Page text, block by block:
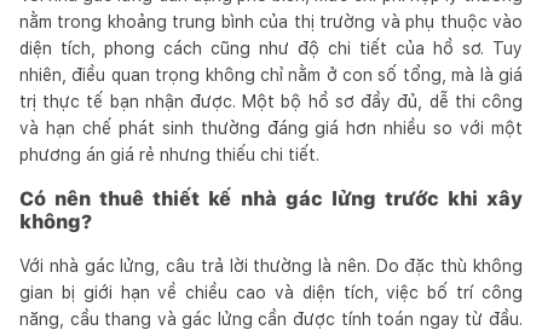
nằm trong khoảng trung bình của thị trường và phụ thuộc vào
diện tích, phong cách cũng như độ chi tiết của hồ sơ. Tuy
nhiên, điều quan trọng không chỉ nằm ở con số tổng, mà là giá
trị thực tế bạn nhận được. Một bộ hồ sơ đầy đủ, dễ thi công
và hạn chế phát sinh thường đáng giá hơn nhiều so với một
phương án giá rẻ nhưng thiếu chi tiết.
Có nên thuê thiết kế nhà gác lửng trước khi xây
không?
Với nhà gác lửng, câu trả lời thường là nên. Do đặc thù không
gian bị giới hạn về chiều cao và diện tích, việc bố trí công
năng, cầu thang và gác lửng cần được tính toán ngay từ đầu.